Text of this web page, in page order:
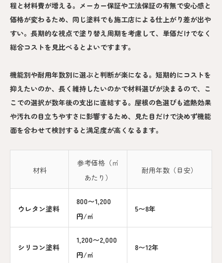
程と材料費が増える。メーカー保証や工法保証の有無で安心感と
価格が変わるため、同じ塗料でも施工店による仕上がり差が出や
すい。長期的な視点で塗り替え周期を考慮して、単価だけでなく
総合コストを見比べるとよいですます。
機能別や耐用年数別に選ぶと判断が楽になる。短期的にコストを
抑えたいのか、長く維持したいのかで材料選びが決まるので、こ
こでの選択が数年後の支出に直結する。屋根の色選びも遮熱効果
や汚れの目立ちやすさに影響するため、見た目だけで決めず機能
面を合わせて検討すると満足度が高くなるます。
材料
参考価格（㎡
あたり）
耐用年数（目安）
ウレタン塗料
800〜1,200
円/㎡
5〜8年
シリコン塗料
1,200〜2,000
円/㎡
8〜12年